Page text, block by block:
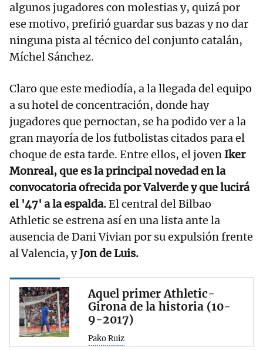
algunos jugadores con molestias y, quizá por
ese motivo, prefirió guardar sus bazas y no dar
ninguna pista al técnico del conjunto catalán,
Míchel Sánchez.
Claro que este mediodía, a la llegada del equipo
a su hotel de concentración, donde hay
jugadores que pernoctan, se ha podido ver a la
gran mayoría de los futbolistas citados para el
choque de esta tarde. Entre ellos, el joven Iker
Monreal, que es la principal novedad en la
convocatoria ofrecida por Valverde y que lucirá
el '47' a la espalda.El central del Bilbao
Athletic se estrena así en una lista ante la
ausencia de Dani Vivian por su expulsión frente
al Valencia, yJon de Luis.
Aquel primer Athletic-
Girona de la historia (10-
9-2017)
Pako Ruiz